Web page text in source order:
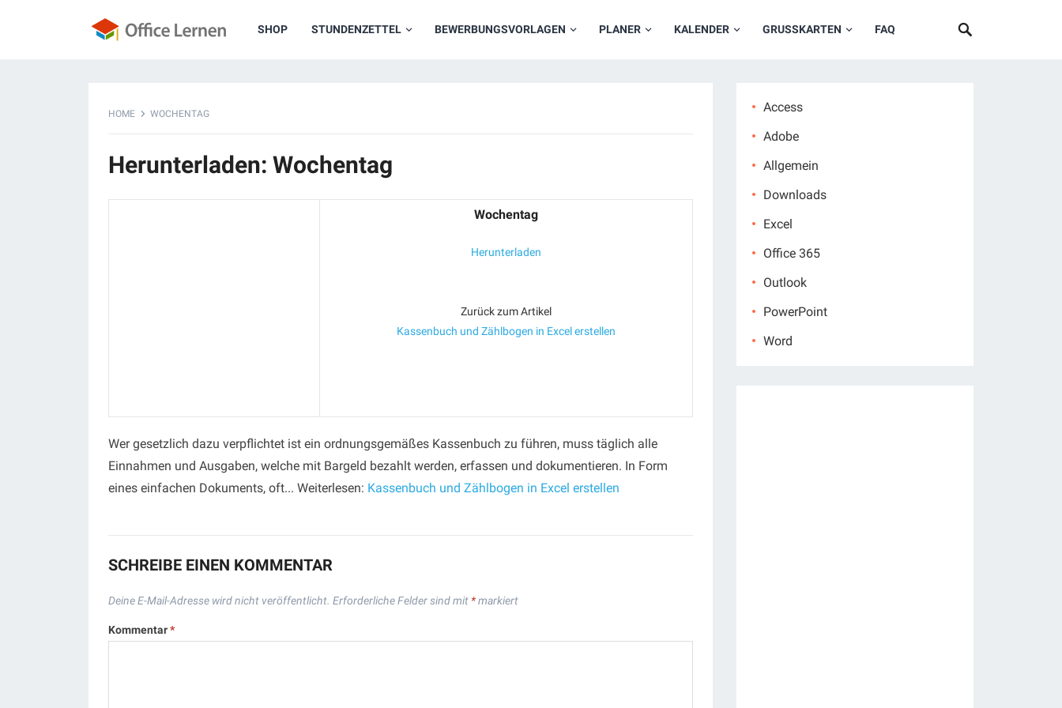
SHOP STUNDENZETTEL BEWERBUNGSVORLAGEN PLANER KALENDER GRUSSKARTEN FAQ
HOME WOCHENTAG
Herunterladen: Wochentag
Wochentag
Herunterladen
Zurück zum Artikel
Kassenbuch und Zählbogen in Excel erstellen
Wer gesetzlich dazu verpflichtet ist ein ordnungsgemäßes Kassenbuch zu führen, muss täglich alle
Einnahmen und Ausgaben, welche mit Bargeld bezahlt werden, erfassen und dokumentieren. In Form
eines einfachen Dokuments, oft... Weiterlesen: Kassenbuch und Zählbogen in Excel erstellen
SCHREIBE EINEN KOMMENTAR
Deine E-Mail-Adresse wird nicht veröffentlicht. Erforderliche Felder sind mit *markiert
Kommentar*
Access
Adobe
Allgemein
Downloads
Excel
Office 365
Outlook
PowerPoint
Word